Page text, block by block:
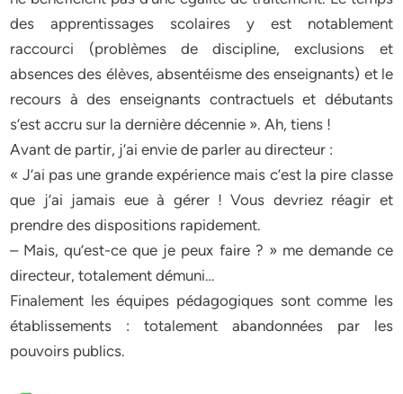
des apprentissages scolaires y est notablement
raccourci (problèmes de discipline, exclusions et
absences des élèves, absentéisme des enseignants) et le
recours à des enseignants contractuels et débutants
s’est accru sur la dernière décennie ». Ah, tiens !
Avant de partir, j’ai envie de parler au directeur :
« J’ai pas une grande expérience mais c’est la pire classe
que j’ai jamais eue à gérer ! Vous devriez réagir et
prendre des dispositions rapidement.
– Mais, qu’est-ce que je peux faire ? » me demande ce
directeur, totalement démuni…
Finalement les équipes pédagogiques sont comme les
établissements : totalement abandonnées par les
pouvoirs publics.